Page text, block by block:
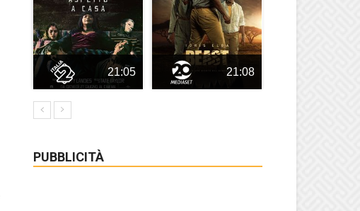
21:05 21:08
PUBBLICITÀ